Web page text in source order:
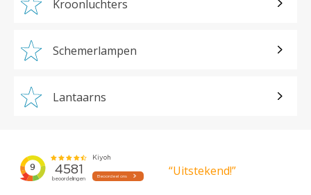
Kroonluchters
Schemerlampen
Lantaarns
“Uitstekend!”